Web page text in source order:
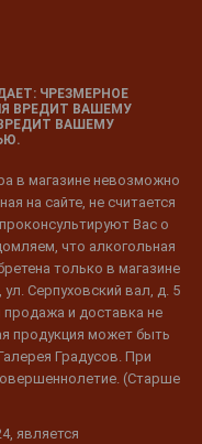
ЧРЕЗМЕРНОЕ
ВРЕДИТ ВАШЕМУ
ВАШЕМУ
в магазине невозможно
на сайте, не считается
Вас о
что алкогольная
только в магазине
Серпуховский вал, д. 5
продажа и доставка не
продукция может быть
Градусов. При
(Старше
является